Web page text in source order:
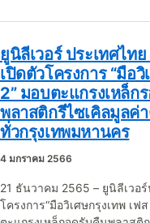
ยูนิลีเวอร์ ประเทศไท
เปิดตัวโครงการ “มือวิ
2” มอบตะแกรงเหล็ก
พลาสติกรีไซเคิลมูลค่
ทั่วกรุงเทพมหานคร
4 มกราคม 2566
21 ธันวาคม 2565 – ยูนิลีเวอ
โครงการ“มือวิเศษกรุงเทพ เฟ